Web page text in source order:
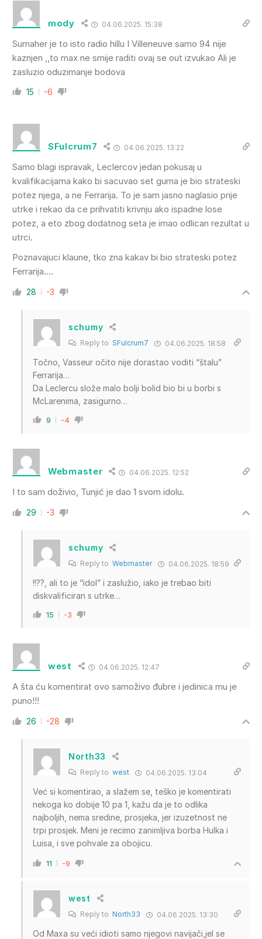
mody 04.06.2025. 15:38
Sumaher je to isto radio hillu I Villeneuve samo 94 nije
kaznjen ,,to max ne smije raditi ovaj se out izvukao Ali je
zasluzio oduzimanje bodova
15 -6
SFulcrum7 04.06.2025. 13:22
Samo blagi ispravak, Leclercov jedan pokusaj u
kvalifikacijama kako bi sacuvao set guma je bio strateski
potez njega, a ne Ferrarija. To je sam jasno naglasio prije
utrke i rekao da ce prihvatiti krivnju ako ispadne lose
potez, a eto zbog dodatnog seta je imao odlican rezultat u
utrci.
Poznavajuci klaune, tko zna kakav bi bio strateski potez
Ferrarija….
28 -3
schumy
Reply to SFulcrum7 04.06.2025. 18:58
Točno, Vasseur očito nije dorastao voditi “štalu”
Ferrarija…
Da Leclercu slože malo bolji bolid bio bi u borbi s
McLarenima, zasigurno…
9 -4
Webmaster 04.06.2025. 12:52
I to sam doživio, Tunjić je dao 1 svom idolu.
29 -3
schumy
Reply to Webmaster 04.06.2025. 18:59
!!??, ali to je “idol” i zaslužio, iako je trebao biti
diskvalificiran s utrke…
15 -3
west 04.06.2025. 12:47
A šta ću komentirat ovo samoživo đubre i jedinica mu je
puno!!!
26 -28
North33
Reply to west 04.06.2025. 13:04
Već si komentirao, a slažem se, teško je komentirati
nekoga ko dobije 10 pa 1, kažu da je to odlika
najboljih, nema sredine, prosjeka, jer izuzetnost ne
trpi prosjek. Meni je recimo zanimljiva borba Hulka i
Luisa, i sve pohvale za obojicu.
11 -9
west
Reply to North33 04.06.2025. 13:30
Od Maxa su veći idioti samo njegovi navijači,jel se